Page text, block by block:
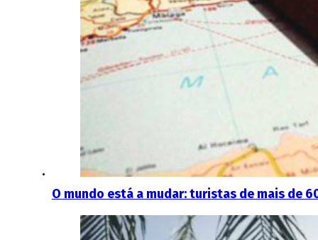
O mundo está a mudar: turistas de mais de